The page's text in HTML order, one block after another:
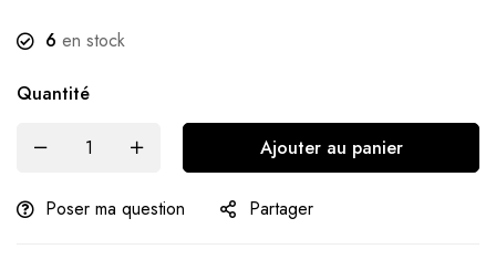
6 en stock
Quantité
Ajouter au panier
Poser ma question Partager